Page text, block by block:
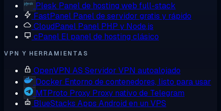
Plesk Panel de hosting web full-stack
FastPanel Panel de servidor gratis y rápido
CloudPanel Panel PHP y Node.js
cPanel El panel de hosting clásico
VPN Y HERRAMIENTAS
OpenVPN AS Servidor VPN autoalojado
Docker Entorno de contenedores, listo para usar
MTProto Proxy Proxy nativo de Telegram
BlueStacks Apps Android en un VPS